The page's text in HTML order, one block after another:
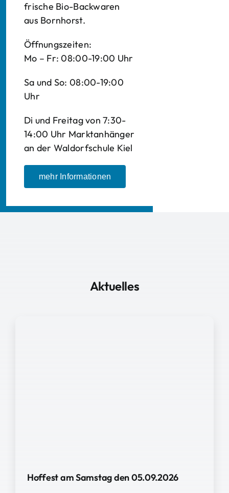
frische Bio-Backwaren
aus Bornhorst.
Öffnungszeiten:
Mo – Fr: 08:00-19:00 Uhr
Sa und So: 08:00-19:00
Uhr
Di und Freitag von 7:30-
14:00 Uhr Marktanhänger
an der Waldorfschule Kiel
mehr Informationen
Aktuelles
Hoffest am Samstag den 05.09.2026